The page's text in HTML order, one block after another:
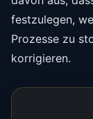
festzulegen,
Prozesse zu
korrigieren.